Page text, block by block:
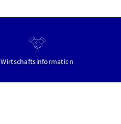
Wirtschaftsinformation